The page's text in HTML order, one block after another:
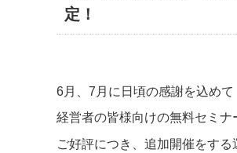
定！
6月、7月に日頃の感謝を込めて
経営者の皆様向けの無料セミ
ご好評につき、追加開催をする